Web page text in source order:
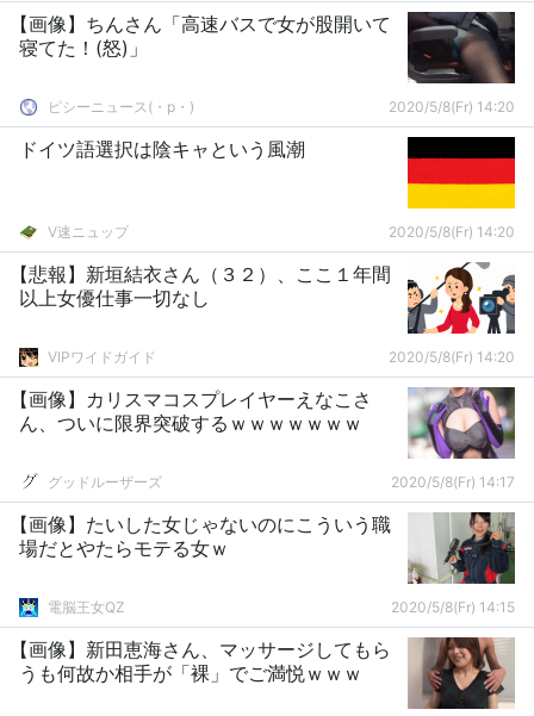
【画像】ちんさん「高速バスで女が股開いて
寝てた！(怒)」
ピシーニュース(・p・)ゞ 2020/5/8(Fr) 14:20
ドイツ語選択は陰キャという風潮
V速ニュップ 2020/5/8(Fr) 14:20
【悲報】新垣結衣さん（３２）、ここ１年間
以上女優仕事一切なし
VIPワイドガイド 2020/5/8(Fr) 14:20
【画像】カリスマコスプレイヤーえなこさ
ん、ついに限界突破するｗｗｗｗｗｗｗ
グッドルーザーズ 2020/5/8(Fr) 14:17
【画像】たいした女じゃないのにこういう職
場だとやたらモテる女ｗ
電脳王女QZ 2020/5/8(Fr) 14:15
【画像】新田恵海さん、マッサージしてもら
うも何故か相手が「裸」でご満悦ｗｗｗ